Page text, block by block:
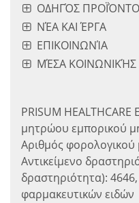
ΟΔΗΓΌΣ
ΝΈΑ ΚΑΙ ΈΡΓΑ
ΕΠΙΚΟΙΝΩΝΊΑ
ΜΈΣΑ ΚΟΙΝΩΝΙΚΉΣ
PRISUM
μητρώου εμπορικού
Αριθμός φορολογικού
Αντικείμενο
δραστηριότητα):
φαρμακευτικών ειδών